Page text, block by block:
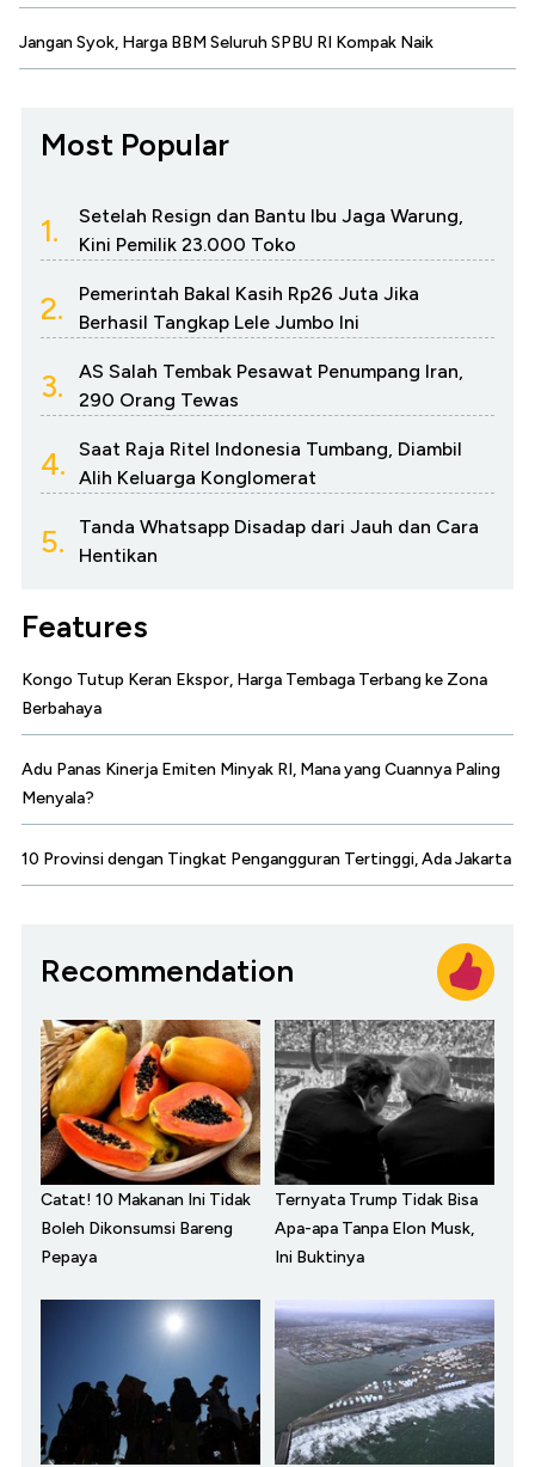
Jangan Syok, Harga BBM Seluruh SPBU RI Kompak Naik
Most Popular
1.
Setelah Resign dan Bantu Ibu Jaga Warung,
Kini Pemilik 23.000 Toko
2.
Pemerintah Bakal Kasih Rp26 Juta Jika
Berhasil Tangkap Lele Jumbo Ini
3.
AS Salah Tembak Pesawat Penumpang Iran,
290 Orang Tewas
4.
Saat Raja Ritel Indonesia Tumbang, Diambil
Alih Keluarga Konglomerat
5.
Tanda Whatsapp Disadap dari Jauh dan Cara
Hentikan
Features
Kongo Tutup Keran Ekspor, Harga Tembaga Terbang ke Zona
Berbahaya
Adu Panas Kinerja Emiten Minyak RI, Mana yang Cuannya Paling
Menyala?
10 Provinsi dengan Tingkat Pengangguran Tertinggi, Ada Jakarta
Recommendation
Catat! 10 Makanan Ini Tidak
Boleh Dikonsumsi Bareng
Pepaya
Ternyata Trump Tidak Bisa
Apa-apa Tanpa Elon Musk,
Ini Buktinya